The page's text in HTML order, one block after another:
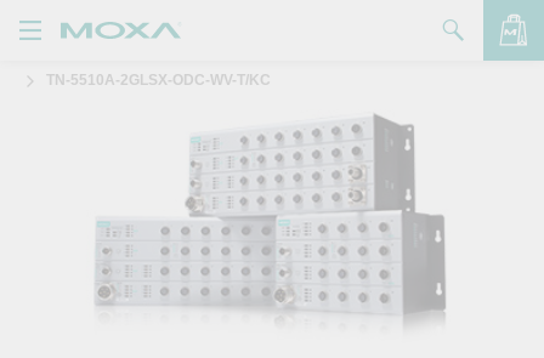
品
について
TN-5510A-2GLSX-ODC-WV-T/KC